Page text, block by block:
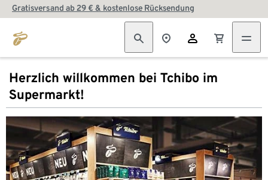
Gratisversand ab 29 € & kostenlose Rücksendung
Herzlich willkommen bei Tchibo im
Supermarkt!